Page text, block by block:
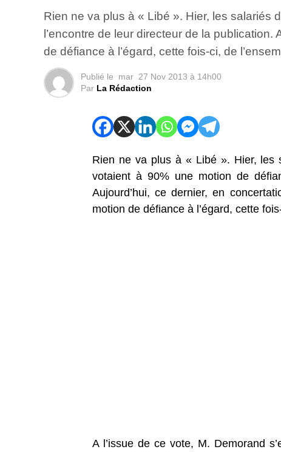
Rien ne va plus à « Libé ». Hier, les salariés
l’encontre de leur directeur de la
de défiance à l’égard, cette fois-ci, de
Publié le mar 27 Nov 2013 à 14h00
Par La Rédaction
Rien ne va plus à « Libé ». Hier, les
votaient à 90% une motion de
Aujourd’hui, ce dernier, en
motion de défiance à l’égard, cette
A l’issue de ce vote, M. Demorand